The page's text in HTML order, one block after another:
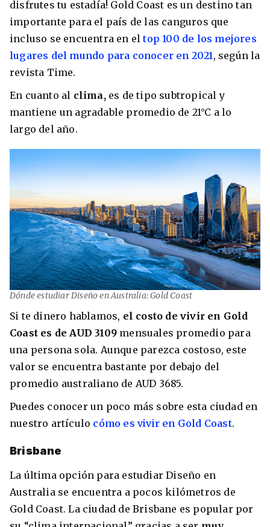
disfrutes tu estadía! Gold Coast es un destino tan
importante para el país de las canguros que
incluso se encuentra en eltop 100 de los mejores
lugares del mundo para conocer en 2021, según la
revista Time.
En cuanto al clima, es de tipo subtropical y
mantiene un agradable promedio de 21°C a lo
largo del año.
Dónde estudiar Diseño en Australia: Gold Coast
Si te dinero hablamos, el costo de vivir en Gold
Coast es de AUD 3109 mensuales promedio para
una persona sola. Aunque parezca costoso, este
valor se encuentra bastante por debajo del
promedio australiano de AUD 3685.
Puedes conocer un poco más sobre esta ciudad en
nuestro artículo cómo es vivir en Gold Coast.
Brisbane
La última opción para estudiar Diseño en
Australia se encuentra a pocos kilómetros de
Gold Coast. La ciudad de Brisbane es popular por